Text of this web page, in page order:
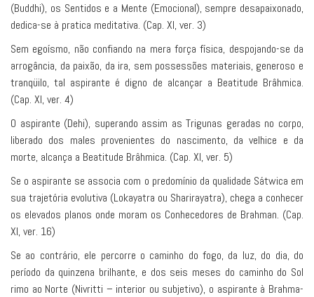
(Buddhi), os Sentidos e a Mente (Emocional), sempre desapaixonado,
dedica-se à pratica meditativa. (Cap. XI, ver. 3)
Sem egoísmo, não confiando na mera força física, despojando-se da
arrogância, da paixão, da ira, sem possessões materiais, generoso e
tranqüilo, tal aspirante é digno de alcançar a Beatitude Brâhmica.
(Cap. XI, ver. 4)
O aspirante (Dehi), superando assim as Trigunas geradas no corpo,
liberado dos males provenientes do nascimento, da velhice e da
morte, alcança a Beatitude Brâhmica. (Cap. XI, ver. 5)
Se o aspirante se associa com o predomínio da qualidade Sátwica em
sua trajetória evolutiva (Lokayatra ou Sharirayatra), chega a conhecer
os elevados planos onde moram os Conhecedores de Brahman. (Cap.
XI, ver. 16)
Se ao contrário, ele percorre o caminho do fogo, da luz, do dia, do
período da quinzena brilhante, e dos seis meses do caminho do Sol
rimo ao Norte (Nivritti – interior ou subjetivo), o aspirante à Brahma-